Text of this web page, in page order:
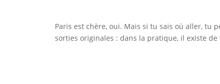
Paris est chère, oui. Mais si tu sais où aller, tu
sorties originales : dans la pratique, il existe